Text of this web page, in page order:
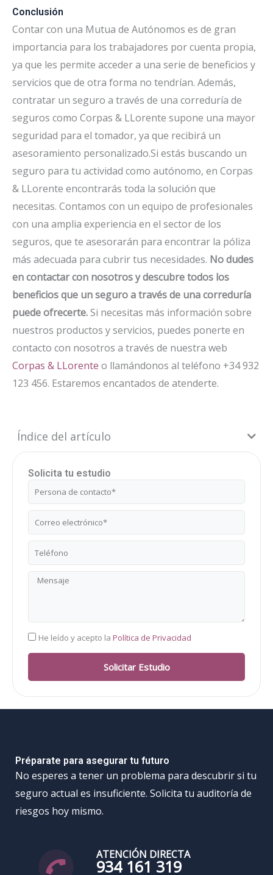
Conclusión
Contar con una Mutua de Autónomos es de gran
importancia para los trabajadores por cuenta propia,
ya que les permite acceder a una serie de beneficios y
servicios que de otra forma no tendrían. Además,
contratar un seguro a través de una correduría de
seguros como Corpas & LLorente supone una mayor
seguridad para el tomador, ya que recibirá un
asesoramiento personalizado.Si estás buscando un
seguro para tu actividad como autónomo, en Corpas
& LLorente encontrarás toda la solución que
necesitas. Contamos con un equipo de profesionales
con una amplia experiencia en el sector de los
seguros, que te asesorarán para encontrar la póliza
más adecuada para cubrir tus necesidades. No dudes
en contactar con nosotros y descubre todos los
beneficios que un seguro a través de una correduría
puede ofrecerte.Si necesitas más información sobre
nuestros productos y servicios, puedes ponerte en
contacto con nosotros a través de nuestra web
Corpas & LLorente o llamándonos al teléfono +34 932
123 456. Estaremos encantados de atenderte.
Índice del artículo
Solicita tu estudio
Nombre
Correo
electrónico
Teléfono
Mensaje
RGPD
He leído y acepto la Política de Privacidad
Solicitar Estudio
Préparate para asegurar tu futuro
No esperes a tener un problema para descubrir si tu
seguro actual es insuficiente. Solicita tu auditoría de
riesgos hoy mismo.
ATENCIÓN DIRECTA
934 161 319